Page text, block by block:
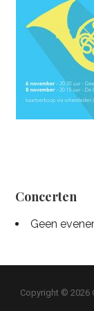
Concerten
Geen
Copyright © 2026